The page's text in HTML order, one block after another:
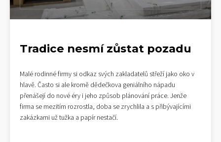
Tradice nesmí zůstat pozadu
Malé rodinné firmy si odkaz svých zakladatelů střeží jako oko v
hlavě. Často si ale kromě dědečkova geniálního nápadu
přenášejí do nové éry i jeho způsob plánování práce. Jenže
firma se mezitím rozrostla, doba se zrychlila a s přibývajícími
zakázkami už tužka a papír nestačí.